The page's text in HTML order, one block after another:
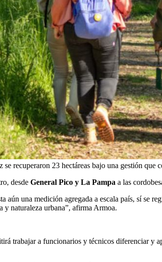
recuperaron 23 hectáreas bajo una gestión
desde General Pico y La Pampa a las
aún una medición agregada a escala país, sí se
naturaleza urbana”, afirma Armoa.
trabajar a funcionarios y técnicos diferenciar y